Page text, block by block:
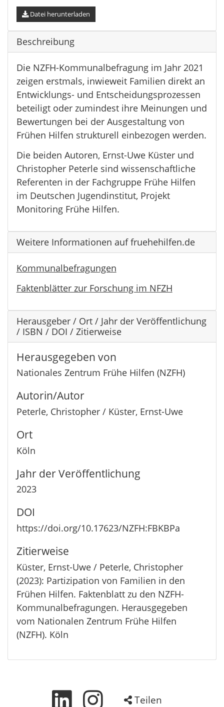
Datei herunterladen
Beschreibung
Die NZFH-Kommunalbefragung im Jahr 2021
zeigen erstmals, inwieweit Familien direkt an
Entwicklungs- und Entscheidungsprozessen
beteiligt oder zumindest ihre Meinungen und
Bewertungen bei der Ausgestaltung von
Frühen Hilfen strukturell einbezogen werden.
Die beiden Autoren, Ernst-Uwe Küster und
Christopher Peterle sind wissenschaftliche
Referenten in der Fachgruppe Frühe Hilfen
im Deutschen Jugendinstitut, Projekt
Monitoring Frühe Hilfen.
Weitere Informationen auf fruehehilfen.de
Kommunalbefragungen
Faktenblätter zur Forschung im NFZH
Herausgeber / Ort / Jahr der Veröffentlichung
/ ISBN / DOI / Zitierweise
Herausgegeben von
Nationales Zentrum Frühe Hilfen (NZFH)
Autorin/Autor
Peterle, Christopher / Küster, Ernst-Uwe
Ort
Köln
Jahr der Veröffentlichung
2023
DOI
https://doi.org/10.17623/NZFH:FBKBPa
Zitierweise
Küster, Ernst-Uwe / Peterle, Christopher
(2023): Partizipation von Familien in den
Frühen Hilfen. Faktenblatt zu den NZFH-
Kommunalbefragungen. Herausgegeben
vom Nationalen Zentrum Frühe Hilfen
(NZFH). Köln
Teilen